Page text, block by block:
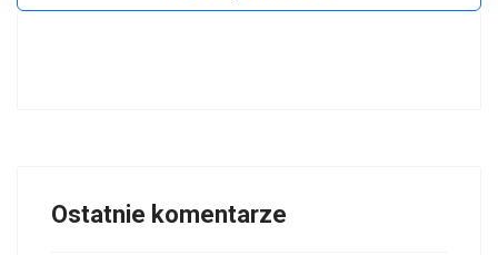
Ostatnie komentarze